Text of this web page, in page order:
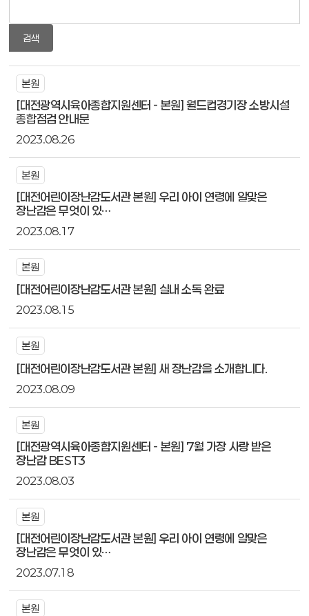
검색
본원
[대전광역시육아종합지원센터 - 본원] 월드컵경기장 소방시설
종합점검 안내문
2023.08.26
본원
[대전어린이장난감도서관 본원] 우리 아이 연령에 알맞은
장난감은 무엇이 있…
2023.08.17
본원
[대전어린이장난감도서관 본원] 실내 소독 완료
2023.08.15
본원
[대전어린이장난감도서관 본원] 새 장난감을 소개합니다.
2023.08.09
본원
[대전광역시육아종합지원센터 - 본원] 7월 가장 사랑 받은
장난감 BEST3
2023.08.03
본원
[대전어린이장난감도서관 본원] 우리 아이 연령에 알맞은
장난감은 무엇이 있…
2023.07.18
본원